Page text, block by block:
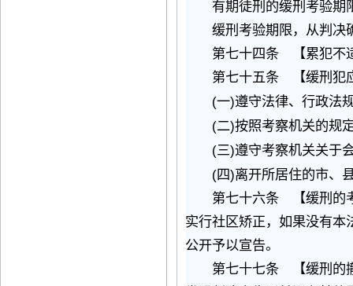
有期徒刑的缓刑考验期
缓刑考验期限，从判决
第七十四条 【累犯不适
第七十五条 【缓刑犯应
(一)遵守法律、行政法
(二)按照考察机关的规
(三)遵守考察机关关于
(四)离开所居住的市、
第七十六条 【缓刑的考
实行社区矫正，如果没有本
公开予以宣告。
第七十七条 【缓刑的撤